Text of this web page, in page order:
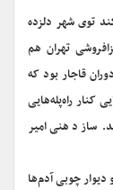
توی شهر دلزده
تهران هم
قاجار بود که
راه‌پله‌هایی
ساز دهنی امیر
دیوار چوبی آدم‌ها